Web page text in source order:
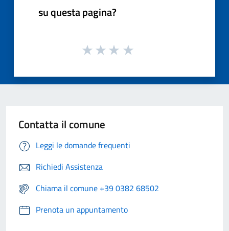
su questa pagina?
Contatta il comune
Leggi le domande frequenti
Richiedi Assistenza
Chiama il comune +39 0382 68502
Prenota un appuntamento